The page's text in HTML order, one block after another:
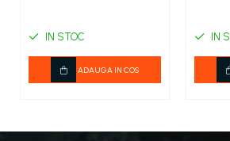
IN STOC
ADAUGA IN COS
IN